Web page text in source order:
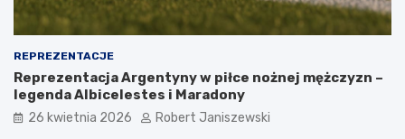
REPREZENTACJE
Reprezentacja Argentyny w piłce nożnej mężczyzn –
legenda Albicelestes i Maradony
26 kwietnia 2026 Robert Janiszewski